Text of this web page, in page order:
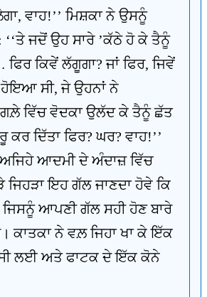
ਵਾਹ!’’ ਮਿਸ਼ਕਾ ਨੇ ਉਸਨੂੰ
‘‘ਤੇ ਜਦੋਂ ਉਹ ਸਾਰੇ ’ਕੱਠੇ ਹੋ ਕੇ ਤੈਨੂੰ
ਕਿਵੇਂ ਲੱਗੂਗਾ? ਜਾਂ ਫਿਰ, ਜਿਵੇਂ
ਹੋਇਆ ਸੀ, ਜੇ ਉਹਨਾਂ ਨੇ
ਵਿੱਚ ਵੋਦਕਾ ਉਲੱਦ ਕੇ ਤੈਨੂੰ ਛੱਤ
ਦਿੱਤਾ ਫਿਰ? ਘਰ? ਵਾਹ!’’
ਆਦਮੀ ਦੇ ਅੰਦਾਜ਼ ਵਿੱਚ
ਇਹ ਗੱਲ ਜਾਣਦਾ ਹੋਵੇ ਕਿ
ਆਪਣੀ ਗੱਲ ਸਹੀ ਹੋਣ ਬਾਰੇ
ਕਾਤਕਾ ਨੇ ਵਲ਼ ਜਿਹਾ ਖਾ ਕੇ ਇੱਕ
ਲਈ ਅਤੇ ਫਾਟਕ ਦੇ ਇੱਕ ਕੋਨੇ